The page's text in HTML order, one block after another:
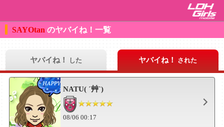
SAYOtan のヤバイね！一覧
ヤバイね！ した ヤバイね！ された
NATU( ´艸`)
08/06 00:17